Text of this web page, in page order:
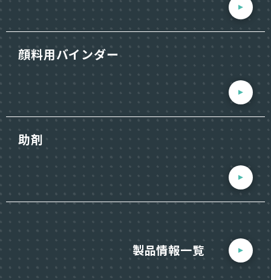
製品情報一覧
顔料用バインダー
助剤